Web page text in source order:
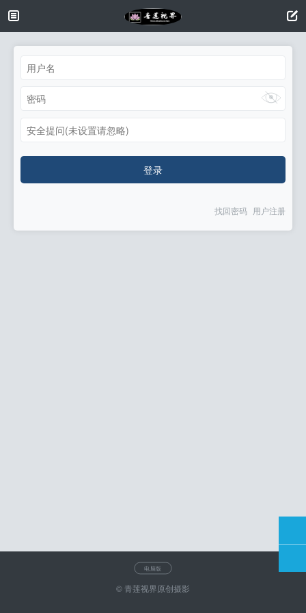
安全提问(未设置请忽略)
登录
找回密码 用户注册
电脑版
© 青莲视界原创摄影